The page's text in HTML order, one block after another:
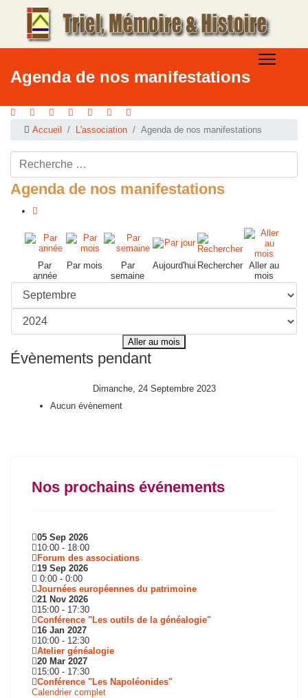
Agenda de nos manifestations
Accueil L'association Agenda de nos manifestations
Rechercher ...
Agenda de nos manifestations
Par
année
Par mois
Par
semaine
Aujourd'hui Rechercher Aller au
mois
Aller au mois
Évènements pendant
Dimanche, 24 Septembre 2023
Aucun évènement
Nos prochains événements
05 Sep 2026
10:00 - 18:00
Forum des associations
19 Sep 2026
0:00 - 0:00
Journées européennes du patrimoine
21 Nov 2026
15:00 - 17:30
Conférence "Les outils de la généalogie"
16 Jan 2027
10:00 - 12:30
Atelier généalogie
20 Mar 2027
15:00 - 17:30
Conférence "Les Napoléonides"
Calendrier complet